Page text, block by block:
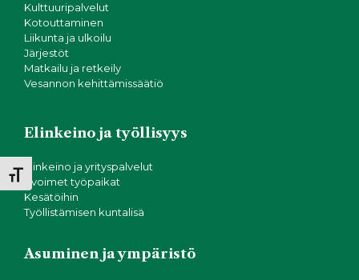
Toggle Font size
Kulttuuripalvelut
Kotouttaminen
Liikunta ja ulkoilu
Järjestöt
Matkailu ja retkeily
Vesannon kehittämissäätiö
Elinkeino ja työllisyys
Elinkeino ja yrityspalvelut
Avoimet työpaikat
Kesätöihin
Työllistämisen kuntalisä
Asuminen ja ympäristö